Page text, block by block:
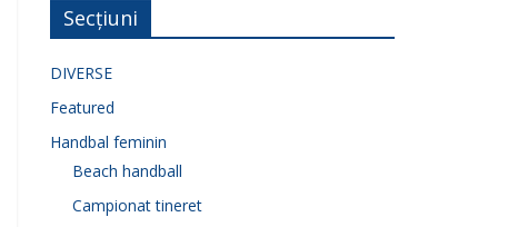
Secțiuni
DIVERSE
Featured
Handbal feminin
Beach handball
Campionat tineret